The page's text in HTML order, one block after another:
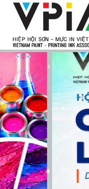
Skip
content